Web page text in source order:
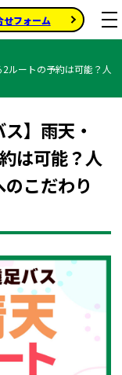
せフォーム
ルートの予約は可能？人
】雨天・
は可能？人
こだわり